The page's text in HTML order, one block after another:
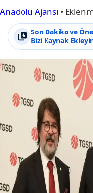
Anadolu Ajansı •
Son Dakika ve
Bizi Kaynak